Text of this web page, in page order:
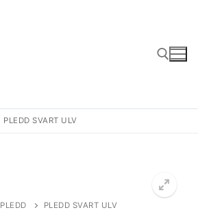
PLEDD SVART ULV
PLEDD PLEDD SVART ULV